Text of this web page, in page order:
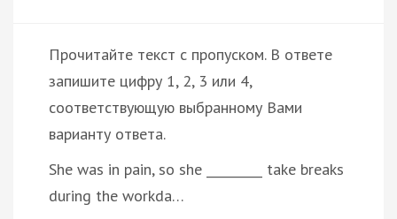
Прочитайте текст с пропуском. В ответе
запишите цифру 1, 2, 3 или 4,
соответствующую выбранному Вами
варианту ответа.
She was in pain, so she _________ take breaks
during the workda…